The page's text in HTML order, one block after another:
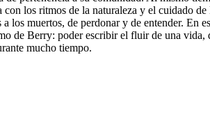
los ritmos de la naturaleza y el cuidado de
los muertos, de perdonar y de entender. En
de Berry: poder escribir el fluir de una vida,
mucho tiempo.